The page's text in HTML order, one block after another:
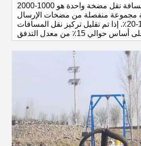
ملاحظة: نظرًا لأن هذا المعدات هو منتج مخصص ، فإن الحد الأقصى لمسافة نقل مضخة واحدة هو 1000-2000m.
يتم حساب الناتج المذكور أعلاه على أساس تركيز معدل تدفق التقليدي 15-20٪. إذا تم تقليل تركيز نقل المسافات